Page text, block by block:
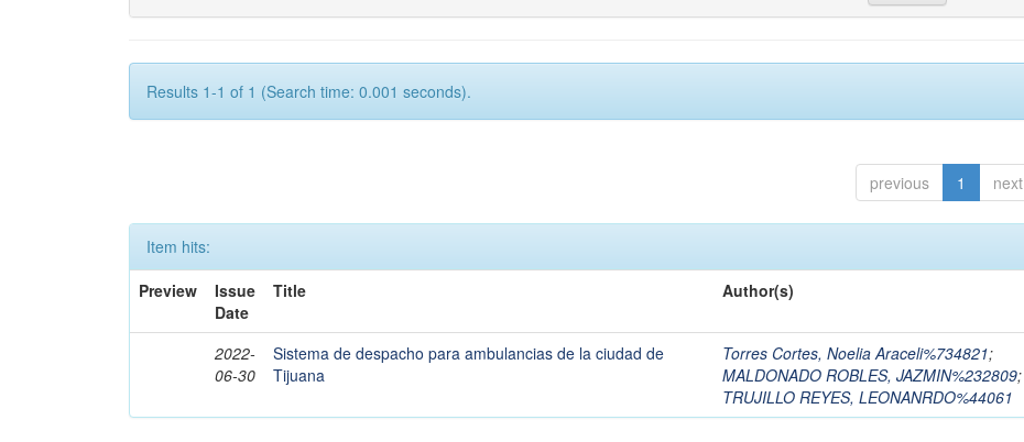
Results 1-1 of 1 (Search time: 0.001 seconds).
previous 1 next
Item hits:
Preview
Issue
Date
Title Author(s)
2022-
06-30
Sistema de despacho para ambulancias de la ciudad de
Tijuana
Torres Cortes, Noelia Araceli%734821;
MALDONADO ROBLES, JAZMIN%232809;
TRUJILLO REYES, LEONANRDO%44061